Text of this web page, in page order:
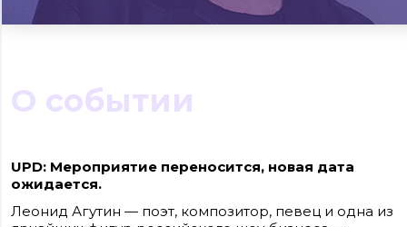
О событии
UPD: Мероприятие переносится, новая дата
ожидается.
Леонид Агутин — поэт, композитор, певец и одна из